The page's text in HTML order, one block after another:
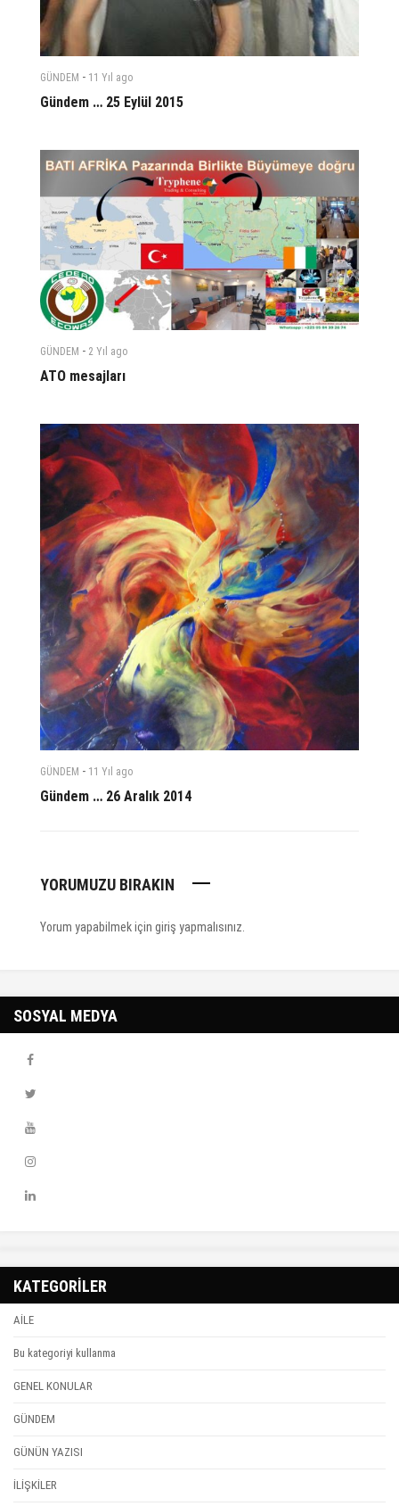
GÜNDEM - 11 Yıl ago
Gündem … 25 Eylül 2015
GÜNDEM - 2 Yıl ago
ATO mesajları
GÜNDEM - 11 Yıl ago
Gündem … 26 Aralık 2014
YORUMUZU BIRAKIN
Yorum yapabilmek için giriş yapmalısınız
SOSYAL MEDYA
KATEGORİLER
AİLE
Bu kategoriyi kullanma
GENEL KONULAR
GÜNDEM
GÜNÜN YAZISI
İLİŞKİLER